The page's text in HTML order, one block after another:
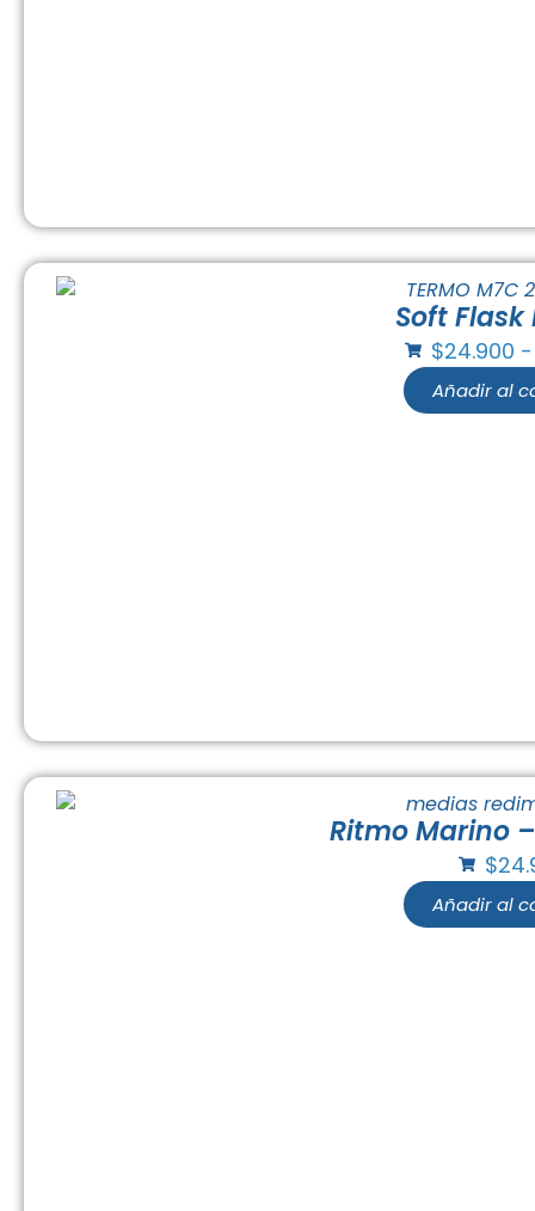
Soft Flask
$24.900 -
Añadir al
Ritmo Marino
$
Añadir al